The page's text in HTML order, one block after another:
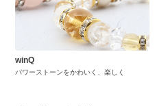
winQ
パワーストーンをかわいく、楽しく